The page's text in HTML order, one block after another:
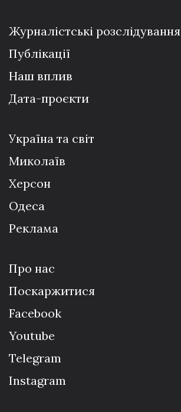
Журналістські розслідування
Публікації
Наш вплив
Дата-проєкти
Україна та світ
Миколаїв
Херсон
Одеса
Реклама
Про нас
Поскаржитися
Facebook
Youtube
Telegram
Instagram